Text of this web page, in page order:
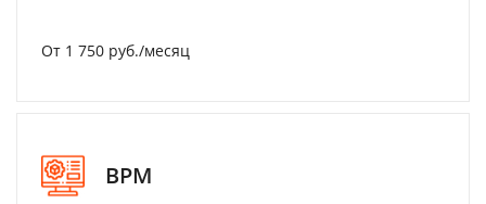
От 1 750 руб./месяц
BPM